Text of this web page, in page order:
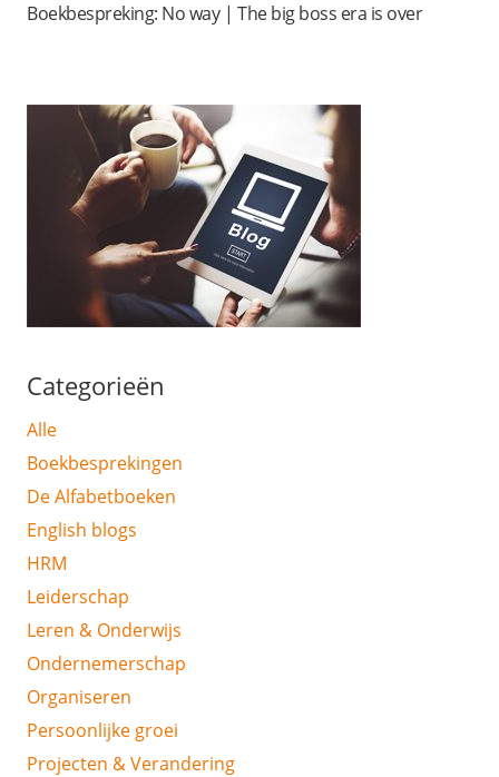
Boekbespreking: No way | The big boss era is over
Categorieën
Alle
Boekbesprekingen
De Alfabetboeken
English blogs
HRM
Leiderschap
Leren & Onderwijs
Ondernemerschap
Organiseren
Persoonlijke groei
Projecten & Verandering